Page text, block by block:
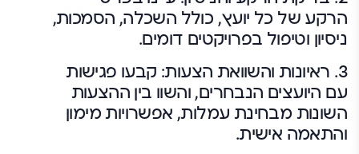
הרקע של כל יועץ, כולל השכלה, הסמכות,
ניסיון וטיפול בפרויקטים דומים.
3. ראיונות והשוואת הצעות: קבעו פגישות
עם היועצים הנבחרים, והשוו בין ההצעות
השונות מבחינת עמלות, אפשרויות מימון
והתאמה אישית.